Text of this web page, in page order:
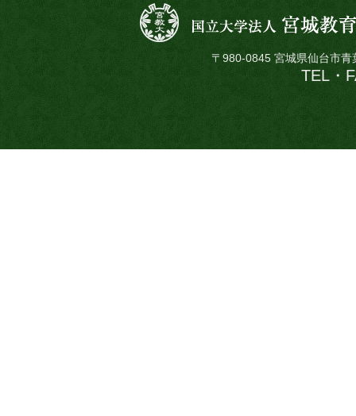
〒980-0845 宮城県仙台市
TEL・